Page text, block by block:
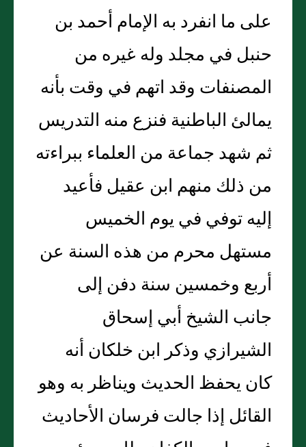
على ما انفرد به الإمام أحمد بن
حنبل في مجلد وله غيره من
المصنفات وقد اتهم في وقت بأنه
يمالئ الباطنية فنزع منه التدريس
ثم شهد جماعة من العلماء ببراءته
من ذلك منهم ابن عقيل فأعيد
إليه توفي في يوم الخميس
مستهل محرم من هذه السنة عن
أربع وخمسين سنة دفن إلى
جانب الشيخ أبي إسحاق
الشيرازي وذكر ابن خلكان أنه
كان يحفظ الحديث ويناظر به وهو
القائل إذا جالت فرسان الأحاديث